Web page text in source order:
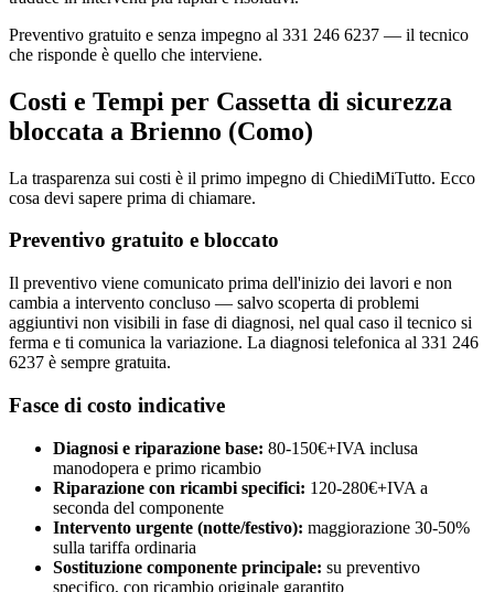
Preventivo gratuito e senza impegno al 331 246 6237 — il tecnico
che risponde è quello che interviene.
Costi e Tempi per Cassetta di sicurezza
bloccata a Brienno (Como)
La trasparenza sui costi è il primo impegno di ChiediMiTutto. Ecco
cosa devi sapere prima di chiamare.
Preventivo gratuito e bloccato
Il preventivo viene comunicato prima dell'inizio dei lavori e non
cambia a intervento concluso — salvo scoperta di problemi
aggiuntivi non visibili in fase di diagnosi, nel qual caso il tecnico si
ferma e ti comunica la variazione. La diagnosi telefonica al 331 246
6237 è sempre gratuita.
Fasce di costo indicative
Diagnosi e riparazione base: 80-150€+IVA inclusa
manodopera e primo ricambio
Riparazione con ricambi specifici: 120-280€+IVA a
seconda del componente
Intervento urgente (notte/festivo): maggiorazione 30-50%
sulla tariffa ordinaria
Sostituzione componente principale: su preventivo
specifico, con ricambio originale garantito